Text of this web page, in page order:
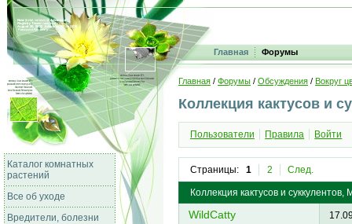
Главная Форумы
Каталог комнатных
растений
Все об уходе
Вредители, болезни
Главная / Форумы / Обсуждения / Вокруг
Коллекция кактусов и
Пользователи Правила Войти
Страницы: 1 2 След.
Коллекция кактусов и
WildCatty